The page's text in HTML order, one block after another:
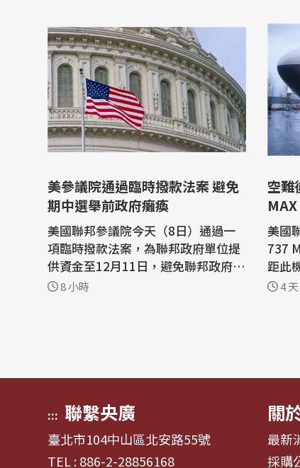
美參議院通過臨時撥款法案 避免
期中選舉前政府癱瘓
美國聯邦參議院今天（8日）通過一
項臨時撥款法案，為聯邦政府單位提
供資金至12月11日，避免聯邦政府可
能在11月期中選舉來臨前陷入關門危
8 小時
空難
美國
737
距此
是波
4 天
::: 聯繫央廣
臺北市104中山區北安路55號
TEL : 886-2-28856168
關
最新
採購